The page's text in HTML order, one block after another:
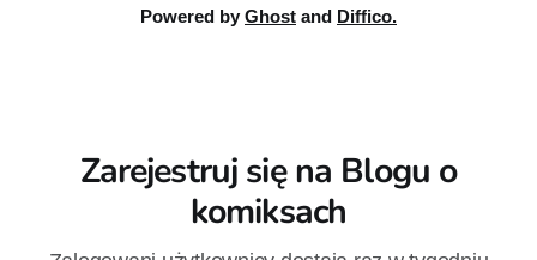
Powered by Ghost and Diffico.
Zarejestruj się na Blogu o
komiksach